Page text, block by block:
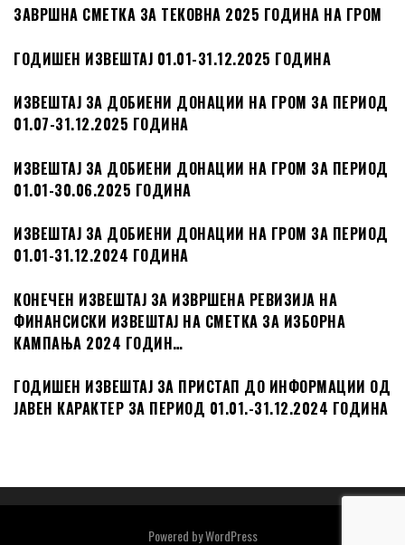
ЗАВРШНА СМЕТКА ЗА ТЕКОВНА 2025 ГОДИНА НА ГРОМ
ГОДИШЕН ИЗВЕШТАЈ 01.01-31.12.2025 ГОДИНА
ИЗВЕШТАЈ ЗА ДОБИЕНИ ДОНАЦИИ НА ГРОМ ЗА ПЕРИОД
01.07-31.12.2025 ГОДИНА
ИЗВЕШТАЈ ЗА ДОБИЕНИ ДОНАЦИИ НА ГРОМ ЗА ПЕРИОД
01.01-30.06.2025 ГОДИНА
ИЗВЕШТАЈ ЗА ДОБИЕНИ ДОНАЦИИ НА ГРОМ ЗА ПЕРИОД
01.01-31.12.2024 ГОДИНА
КОНЕЧЕН ИЗВЕШТАЈ ЗА ИЗВРШЕНА РЕВИЗИЈА НА
ФИНАНСИСКИ ИЗВЕШТАЈ НА СМЕТКА ЗА ИЗБОРНА
КАМПАЊА 2024 ГОДИН…
ГОДИШЕН ИЗВЕШТАЈ ЗА ПРИСТАП ДО ИНФОРМАЦИИ ОД
ЈАВЕН КАРАКТЕР ЗА ПЕРИОД 01.01.-31.12.2024 ГОДИНА
Powered byWordPress